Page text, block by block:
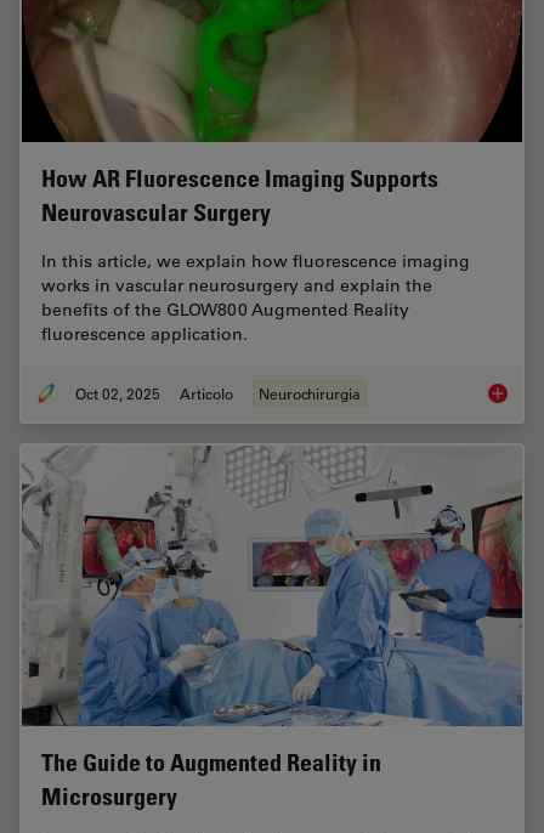
How AR Fluorescence Imaging Supports
Neurovascular Surgery
In this article, we explain how fluorescence imaging
works in vascular neurosurgery and explain the
benefits of the GLOW800 Augmented Reality
fluorescence application.
Oct 02, 2025 Articolo Neurochirurgia How
The Guide to Augmented Reality in
Microsurgery